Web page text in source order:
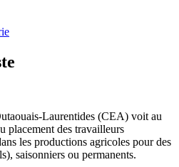
Laurentides (CEA) voit au
placement des travailleurs
les productions agricoles pour des
saisonniers ou permanents.